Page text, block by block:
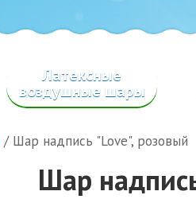
Латексные
воздушные шары
/ Шар надпись "Love", розовый
Шар